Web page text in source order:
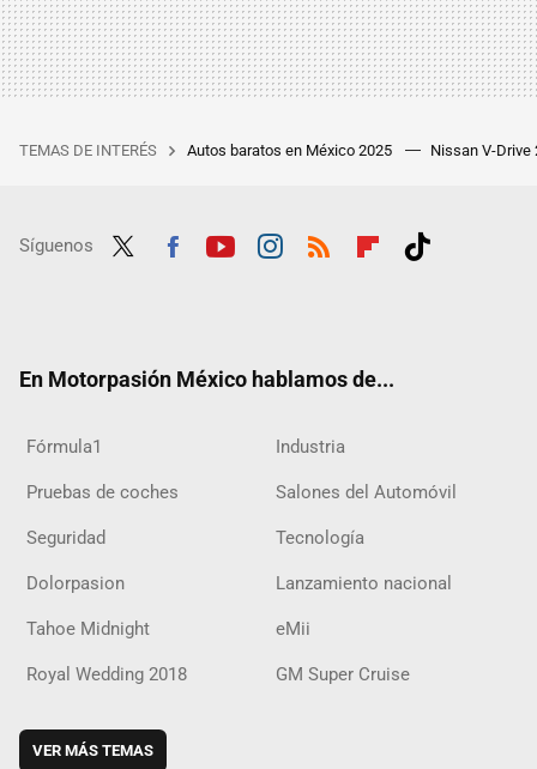
TEMAS DE INTERÉS Autos baratos en México 2025 Nissan V-Drive
Síguenos
En Motorpasión México hablamos de...
Fórmula1 Industria
Pruebas de coches Salones del Automóvil
Seguridad Tecnología
Dolorpasion Lanzamiento nacional
Tahoe Midnight eMii
Royal Wedding 2018 GM Super Cruise
VER MÁS TEMAS